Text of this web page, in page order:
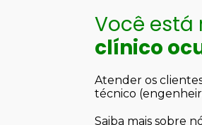
Você
clínico
Atender os
técnico
Saiba mais sobre